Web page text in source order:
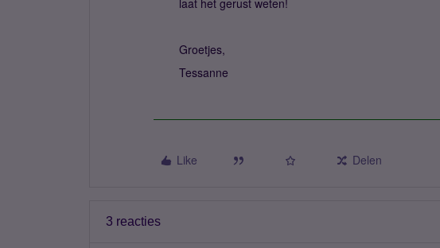
laat het gerust weten!
Groetjes,
Tessanne
Like Delen
3 reacties